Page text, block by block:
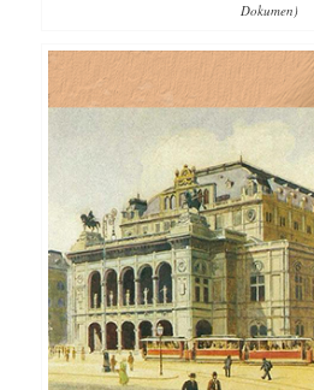
Dokumen)